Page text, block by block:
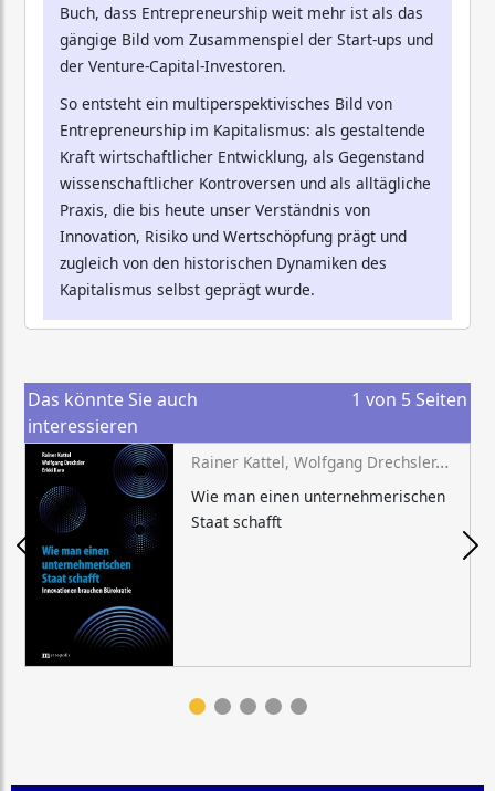
Buch, dass Entrepreneurship weit mehr ist als das
gängige Bild vom Zusammenspiel der Start-ups und
der Venture-Capital-Investoren.
So entsteht ein multiperspektivisches Bild von
Entrepreneurship im Kapitalismus: als gestaltende
Kraft wirtschaftlicher Entwicklung, als Gegenstand
wissenschaftlicher Kontroversen und als alltägliche
Praxis, die bis heute unser Verständnis von
Innovation, Risiko und Wertschöpfung prägt und
zugleich von den historischen Dynamiken des
Kapitalismus selbst geprägt wurde.
Das könnte Sie auch
interessieren
1 von 5 Seiten
Rainer Kattel, Wolfgang Drechsler, Erkki Karo
Wie man einen unternehmerischen
Staat schafft